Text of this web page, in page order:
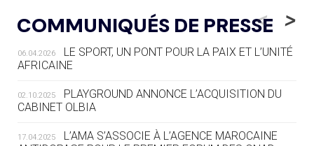
LE RÊVE DE VOIR LA LUGE ALPINE
AUX JO « N'EST PAS FINI »
05.08 — TIR À L'ARC
DES MONDIAUX À BRISBANE SUR LA
ROUTE DES JO 2032
LE VILLAGE OLYMPIQUE DES ARAVIS
COMMUNIQUÉS DE PRESSE
<
06.04.2026
LE SPORT, UN PONT POUR LA PAIX ET L’UNITÉ
AFRICAINE
02.10.2025
PLAYGROUND ANNONCE L’ACQUISITION DU
CABINET OLBIA
17.04.2025
L’AMA S’ASSOCIE À L’AGENCE MAROCAINE
>